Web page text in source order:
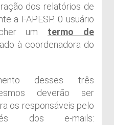
dos relatórios de
a FAPESP. 0 usuário
um termo de
à coordenadora do
desses três
deverão ser
os responsáveis pelo
dos e-mails: